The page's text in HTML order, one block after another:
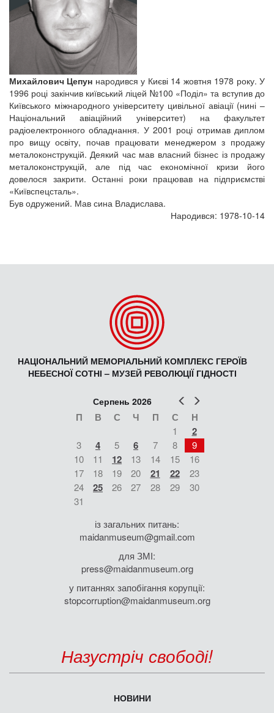
Михайлович Цепун народився у Києві 14 жовтня 1978 року. У
1996 році закінчив київський ліцей №100 «Поділ» та вступив до
Київського міжнародного університету цивільної авіації (нині –
Національний авіаційний університет) на факультет
радіоелектронного обладнання. У 2001 році отримав диплом
про вищу освіту, почав працювати менеджером з продажу
металоконструкцій. Деякий час мав власний бізнес із продажу
металоконструкцій, але під час економічної кризи його
довелося закрити. Останні роки працював на підприємстві
«Київспецсталь».
Був одружений. Мав сина Владислава.
Народився: 1978-10-14
НАЦІОНАЛЬНИЙ МЕМОРІАЛЬНИЙ КОМПЛЕКС ГЕРОЇВ
НЕБЕСНОЇ СОТНІ – МУЗЕЙ РЕВОЛЮЦІЇ ГІДНОСТІ
Попер
Серпень 2026
П В С Ч П С Н
1 2
3 4 5 6 7 8
9
10
11 12 13 14 15
16
17
18 19 20 21 22
23
24
25 26 27 28 29
30
31
із загальних питань:
maidanmuseum@gmail.com
для ЗМІ:
press@maidanmuseum.org
у питаннях запобігання корупції:
stopcorruption@maidanmuseum.org
Назустріч свободі!
НОВИНИ